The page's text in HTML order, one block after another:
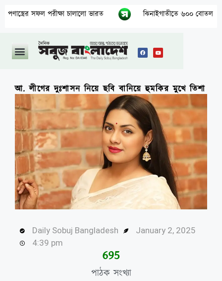
পরীক্ষা চালালো ভারত ঝিনাইগাতীতে ৬০০ বোতল ভারতীয় মদ জব্দ,
আ. লীগের দুঃশাসন নিয়ে ছবি বানিয়ে হুমকির মুখে তিশা
Daily Sobuj Bangladesh
January 2, 2025
4:39 pm
পাঠক সংখ্যা
702